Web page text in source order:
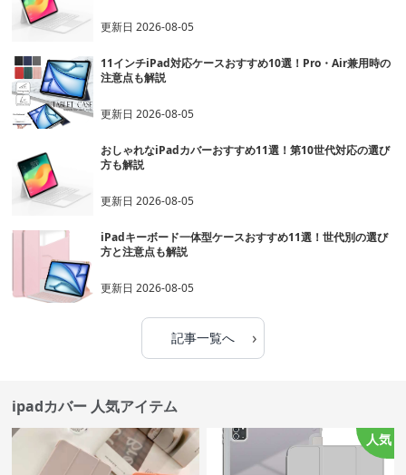
更新日2026-08-05
11インチiPad対応ケースおすすめ10選！Pro・Air兼用時の
注意点も解説
更新日2026-08-05
おしゃれなiPadカバーおすすめ11選！第10世代対応の選び
方も解説
更新日2026-08-05
iPadキーボード一体型ケースおすすめ11選！世代別の選び
方と注意点も解説
更新日2026-08-05
記事一覧へ ›
ipadカバー 人気アイテム
人気